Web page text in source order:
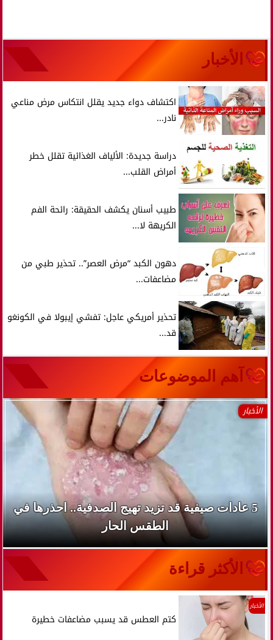
الأخبار
اكتشاف دواء جديد يقلل انتكاس مرض مناعي
نادر...
دراسة جديدة: الألياف الغذائية تقلل خطر
أمراض القلب...
طبيب أسنان يكشف الحقيقة: رائحة الفم
الكريهة لا...
دهون الكبد “مرض العصر”.. تحذير طبي من
مضاعفات...
تحذير أمريكي عاجل: تفشي إيبولا في الكونغو
قد...
آهم الموضوعات
الأخبار
5 عادات صيفية قد تزيد تهيج الصدفية.. احذرها في
الطقس الحار
الأكثر قراءة
الأخبار
كتم العطس قد يسبب مضاعفات خطيرة